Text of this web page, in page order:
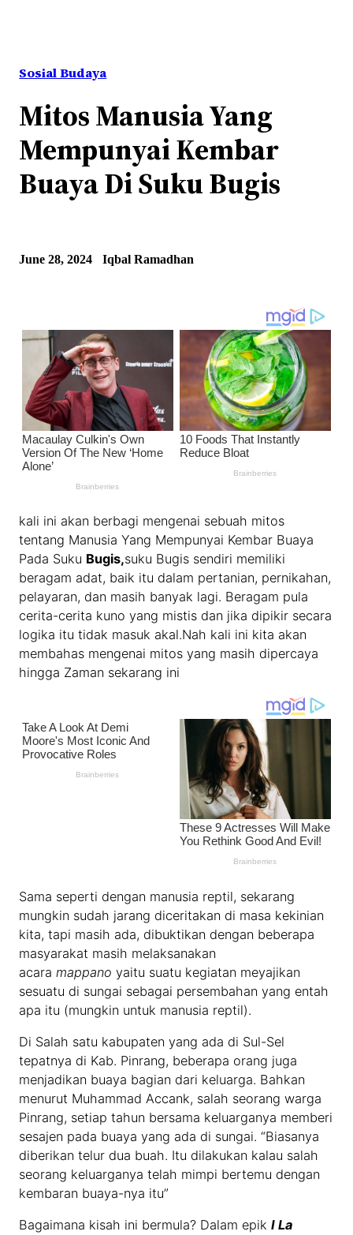
Sosial Budaya
Mitos Manusia Yang
Mempunyai Kembar
Buaya Di Suku Bugis
June 28, 2024 Iqbal Ramadhan
kali ini akan berbagi mengenai sebuah mitos
tentang Manusia Yang Mempunyai Kembar Buaya
Pada Suku Bugis,suku Bugis sendiri memiliki
beragam adat, baik itu dalam pertanian, pernikahan,
pelayaran, dan masih banyak lagi. Beragam pula
cerita-cerita kuno yang mistis dan jika dipikir secara
logika itu tidak masuk akal.Nah kali ini kita akan
membahas mengenai mitos yang masih dipercaya
hingga Zaman sekarang ini
Sama seperti dengan manusia reptil, sekarang
mungkin sudah jarang diceritakan di masa kekinian
kita, tapi masih ada, dibuktikan dengan beberapa
masyarakat masih melaksanakan
acaramappanoyaitu suatu kegiatan meyajikan
sesuatu di sungai sebagai persembahan yang entah
apa itu (mungkin untuk manusia reptil).
Di Salah satu kabupaten yang ada di Sul-Sel
tepatnya di Kab. Pinrang, beberapa orang juga
menjadikan buaya bagian dari keluarga. Bahkan
menurut Muhammad Accank, salah seorang warga
Pinrang, setiap tahun bersama keluarganya memberi
sesajen pada buaya yang ada di sungai. “Biasanya
diberikan telur dua buah. Itu dilakukan kalau salah
seorang keluarganya telah mimpi bertemu dengan
kembaran buaya-nya itu”
Bagaimana kisah ini bermula? Dalam epikI La